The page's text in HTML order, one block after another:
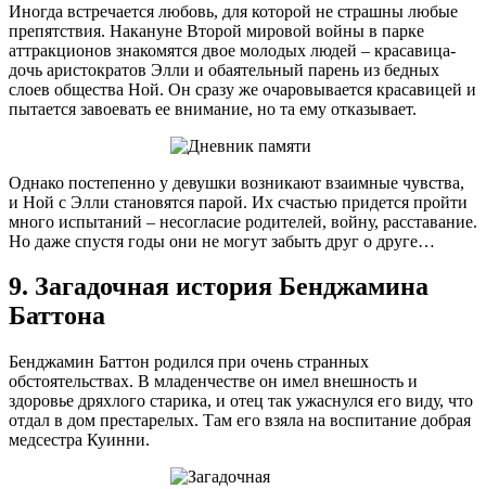
Иногда встречается любовь, для которой не страшны любые
препятствия. Накануне Второй мировой войны в парке
аттракционов знакомятся двое молодых людей – красавица-
дочь аристократов Элли и обаятельный парень из бедных
слоев общества Ной. Он сразу же очаровывается красавицей и
пытается завоевать ее внимание, но та ему отказывает.
Однако постепенно у девушки возникают взаимные чувства,
и Ной с Элли становятся парой. Их счастью придется пройти
много испытаний – несогласие родителей, войну, расставание.
Но даже спустя годы они не могут забыть друг о друге…
9. Загадочная история Бенджамина
Баттона
Бенджамин Баттон родился при очень странных
обстоятельствах. В младенчестве он имел внешность и
здоровье дряхлого старика, и отец так ужаснулся его виду, что
отдал в дом престарелых. Там его взяла на воспитание добрая
медсестра Куинни.